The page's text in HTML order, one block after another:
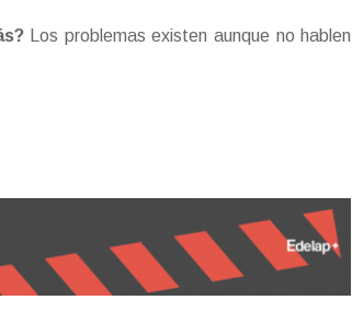
Los problemas existen aunque no hablen